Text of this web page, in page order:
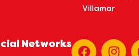
Villamar
Networks